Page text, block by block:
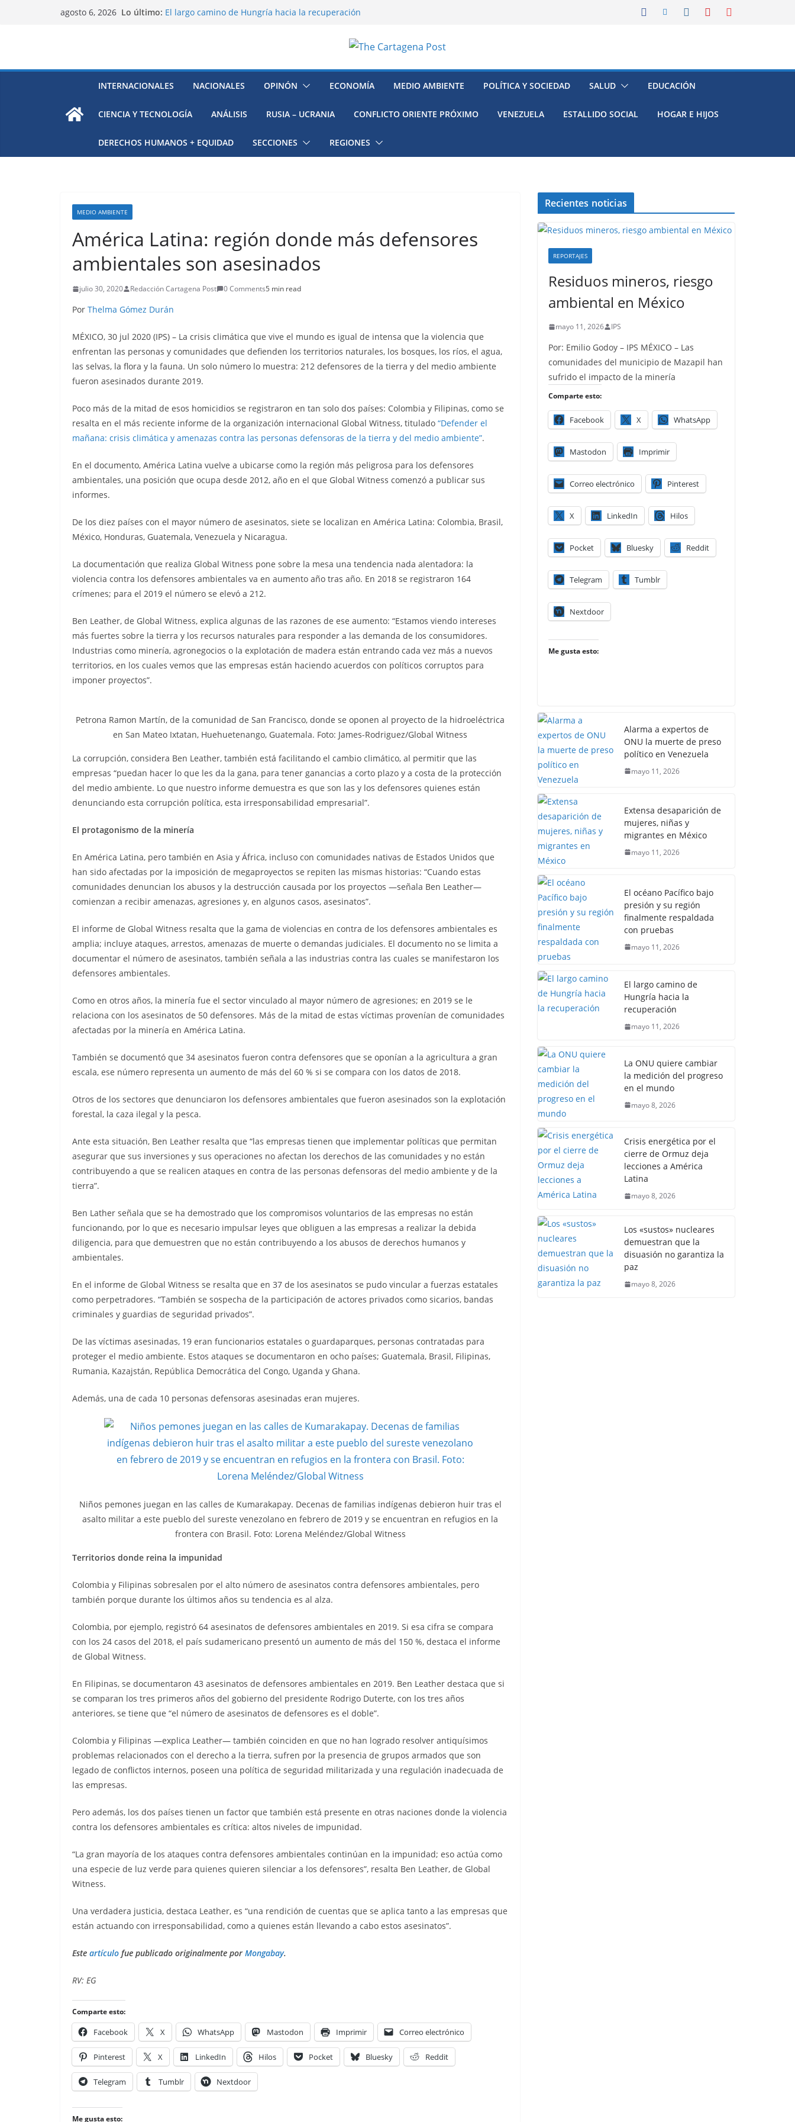
agosto 6, 2026 Lo último: El largo camino de Hungría hacia la recuperación
México
El océano Pacífico bajo presión y su región finalmente
INTERNACIONALES NACIONALES OPINÓN ECONOMÍA MEDIO AMBIENTE POLÍTICA Y SOCIEDAD SALUD EDUCACIÓN
CIENCIA Y TECNOLOGÍA ANÁLISIS RUSIA – UCRANIA CONFLICTO ORIENTE PRÓXIMO VENEZUELA ESTALLIDO SOCIAL HOGAR E HIJOS
DERECHOS HUMANOS + EQUIDAD SECCIONES REGIONES
MEDIO AMBIENTE
América Latina: región donde más defensores
ambientales son asesinados
julio 30, 2020 Redacción Cartagena Post 0 Comments5 min read
Por Thelma Gómez Durán
MÉXICO, 30 jul 2020 (IPS) – La crisis climática que vive el mundo es igual de intensa que la violencia que
enfrentan las personas y comunidades que defienden los territorios naturales, los bosques, los ríos, el agua,
las selvas, la flora y la fauna. Un solo número lo muestra: 212 defensores de la tierra y del medio ambiente
fueron asesinados durante 2019.
Poco más de la mitad de esos homicidios se registraron en tan solo dos países: Colombia y Filipinas, como se
resalta en el más reciente informe de la organización internacional Global Witness, titulado “Defender el
mañana: crisis climática y amenazas contra las personas defensoras de la tierra y del medio ambiente”.
En el documento, América Latina vuelve a ubicarse como la región más peligrosa para los defensores
ambientales, una posición que ocupa desde 2012, año en el que Global Witness comenzó a publicar sus
informes.
De los diez países con el mayor número de asesinatos, siete se localizan en América Latina: Colombia, Brasil,
México, Honduras, Guatemala, Venezuela y Nicaragua.
La documentación que realiza Global Witness pone sobre la mesa una tendencia nada alentadora: la
violencia contra los defensores ambientales va en aumento año tras año. En 2018 se registraron 164
crímenes; para el 2019 el número se elevó a 212.
Ben Leather, de Global Witness, explica algunas de las razones de ese aumento: “Estamos viendo intereses
más fuertes sobre la tierra y los recursos naturales para responder a las demanda de los consumidores.
Industrias como minería, agronegocios o la explotación de madera están entrando cada vez más a nuevos
territorios, en los cuales vemos que las empresas están haciendo acuerdos con políticos corruptos para
imponer proyectos”.
Petrona Ramon Martín, de la comunidad de San Francisco, donde se oponen al proyecto de la hidroeléctrica
en San Mateo Ixtatan, Huehuetenango, Guatemala. Foto: James-Rodriguez/Global Witness
La corrupción, considera Ben Leather, también está facilitando el cambio climático, al permitir que las
empresas “puedan hacer lo que les da la gana, para tener ganancias a corto plazo y a costa de la protección
del medio ambiente. Lo que nuestro informe demuestra es que son las y los defensores quienes están
denunciando esta corrupción política, esta irresponsabilidad empresarial”.
El protagonismo de la minería
En América Latina, pero también en Asia y África, incluso con comunidades nativas de Estados Unidos que
han sido afectadas por la imposición de megaproyectos se repiten las mismas historias: “Cuando estas
comunidades denuncian los abusos y la destrucción causada por los proyectos —señala Ben Leather—
comienzan a recibir amenazas, agresiones y, en algunos casos, asesinatos”.
El informe de Global Witness resalta que la gama de violencias en contra de los defensores ambientales es
amplia; incluye ataques, arrestos, amenazas de muerte o demandas judiciales. El documento no se limita a
documentar el número de asesinatos, también señala a las industrias contra las cuales se manifestaron los
defensores ambientales.
Como en otros años, la minería fue el sector vinculado al mayor número de agresiones; en 2019 se le
relaciona con los asesinatos de 50 defensores. Más de la mitad de estas víctimas provenían de comunidades
afectadas por la minería en América Latina.
También se documentó que 34 asesinatos fueron contra defensores que se oponían a la agricultura a gran
escala, ese número representa un aumento de más del 60 % si se compara con los datos de 2018.
Otros de los sectores que denunciaron los defensores ambientales que fueron asesinados son la explotación
forestal, la caza ilegal y la pesca.
Ante esta situación, Ben Leather resalta que “las empresas tienen que implementar políticas que permitan
asegurar que sus inversiones y sus operaciones no afectan los derechos de las comunidades y no están
contribuyendo a que se realicen ataques en contra de las personas defensoras del medio ambiente y de la
tierra”.
Ben Lather señala que se ha demostrado que los compromisos voluntarios de las empresas no están
funcionando, por lo que es necesario impulsar leyes que obliguen a las empresas a realizar la debida
diligencia, para que demuestren que no están contribuyendo a los abusos de derechos humanos y
ambientales.
En el informe de Global Witness se resalta que en 37 de los asesinatos se pudo vincular a fuerzas estatales
como perpetradores. “También se sospecha de la participación de actores privados como sicarios, bandas
criminales y guardias de seguridad privados”.
De las víctimas asesinadas, 19 eran funcionarios estatales o guardaparques, personas contratadas para
proteger el medio ambiente. Estos ataques se documentaron en ocho países; Guatemala, Brasil, Filipinas,
Rumania, Kazajstán, República Democrática del Congo, Uganda y Ghana.
Además, una de cada 10 personas defensoras asesinadas eran mujeres.
Niños pemones juegan en las calles de Kumarakapay. Decenas de familias indígenas debieron huir tras el
asalto militar a este pueblo del sureste venezolano en febrero de 2019 y se encuentran en refugios en la
frontera con Brasil. Foto: Lorena Meléndez/Global Witness
Territorios donde reina la impunidad
Colombia y Filipinas sobresalen por el alto número de asesinatos contra defensores ambientales, pero
también porque durante los últimos años su tendencia es al alza.
Colombia, por ejemplo, registró 64 asesinatos de defensores ambientales en 2019. Si esa cifra se compara
con los 24 casos del 2018, el país sudamericano presentó un aumento de más del 150 %, destaca el informe
de Global Witness.
En Filipinas, se documentaron 43 asesinatos de defensores ambientales en 2019. Ben Leather destaca que si
se comparan los tres primeros años del gobierno del presidente Rodrigo Duterte, con los tres años
anteriores, se tiene que “el número de asesinatos de defensores es el doble”.
Colombia y Filipinas —explica Leather— también coinciden en que no han logrado resolver antiquísimos
problemas relacionados con el derecho a la tierra, sufren por la presencia de grupos armados que son
legado de conflictos internos, poseen una política de seguridad militarizada y una regulación inadecuada de
las empresas.
Pero además, los dos países tienen un factor que también está presente en otras naciones donde la violencia
contra los defensores ambientales es crítica: altos niveles de impunidad.
“La gran mayoría de los ataques contra defensores ambientales continúan en la impunidad; eso actúa como
una especie de luz verde para quienes quieren silenciar a los defensores”, resalta Ben Leather, de Global
Witness.
Una verdadera justicia, destaca Leather, es “una rendición de cuentas que se aplica tanto a las empresas que
están actuando con irresponsabilidad, como a quienes están llevando a cabo estos asesinatos”.
Este artículo fue publicado originalmente por Mongabay.
RV: EG
Comparte esto:
Facebook X WhatsApp Mastodon Imprimir Correo electrónico
Pinterest X LinkedIn Hilos Pocket Bluesky Reddit
Telegram Tumblr Nextdoor
Me gusta esto:
Recientes noticias
REPORTAJES
Residuos mineros, riesgo
ambiental en México
mayo 11, 2026 IPS
Por: Emilio Godoy – IPS MÉXICO – Las
comunidades del municipio de Mazapil han
sufrido el impacto de la minería
Comparte esto:
Facebook X WhatsApp
Mastodon Imprimir
Correo electrónico Pinterest
X LinkedIn Hilos
Pocket Bluesky Reddit
Telegram Tumblr
Nextdoor
Me gusta esto:
Alarma a expertos de
ONU la muerte de preso
político en Venezuela
mayo 11, 2026
Extensa desaparición de
mujeres, niñas y
migrantes en México
mayo 11, 2026
El océano Pacífico bajo
presión y su región
finalmente respaldada
con pruebas
mayo 11, 2026
El largo camino de
Hungría hacia la
recuperación
mayo 11, 2026
La ONU quiere cambiar
la medición del progreso
en el mundo
mayo 8, 2026
Crisis energética por el
cierre de Ormuz deja
lecciones a América
Latina
mayo 8, 2026
Los «sustos» nucleares
demuestran que la
disuasión no garantiza la
paz
mayo 8, 2026